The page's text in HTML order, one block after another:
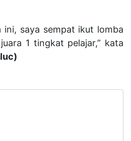
ini, saya sempat ikut lomba
1 tingkat pelajar,” kata